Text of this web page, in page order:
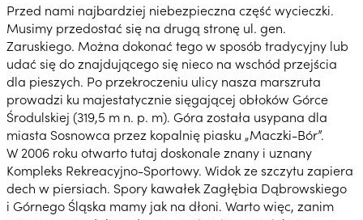
Przed nami najbardziej niebezpieczna część wycieczki.
Musimy przedostać się na drugą stronę ul. gen.
Zaruskiego. Można dokonać tego w sposób tradycyjny lub
udać się do znajdującego się nieco na wschód przejścia
dla pieszych. Po przekroczeniu ulicy nasza marszruta
prowadzi ku majestatycznie sięgającej obłoków Górce
Środulskiej (319,5 m n. p. m). Góra została usypana dla
miasta Sosnowca przez kopalnię piasku „Maczki-Bór”.
W 2006 roku otwarto tutaj doskonale znany i uznany
Kompleks Rekreacyjno-Sportowy. Widok ze szczytu zapiera
dech w piersiach. Spory kawałek Zagłębia Dąbrowskiego
i Górnego Śląska mamy jak na dłoni. Warto więc, zanim